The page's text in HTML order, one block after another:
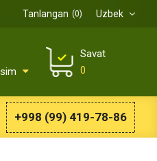
Uzbek
Tanlangan 0
Savat
0
+998 (99) 419-78-86